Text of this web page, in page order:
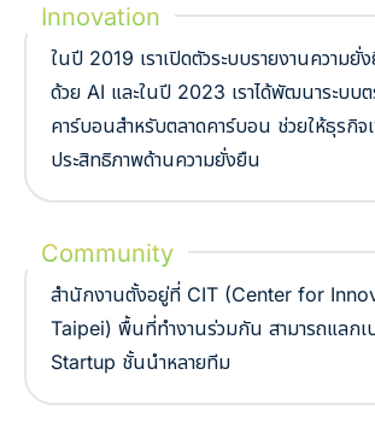
Innovation
ในปี 2019 เราเปิดตัวระบบรายงานความ
ด้วย AI และในปี 2023 เราได้พัฒนาระบบ
คาร์บอนสำหรับตลาดคาร์บอน ช่วยให้ธุรกิจ
ประสิทธิภาพด้านความยั่งยืน
Community
สำนักงานตั้งอยู่ที่ CIT (Center for
Taipei) พื้นที่ทำงานร่วมกัน สามารถแลก
Startup ชั้นนำหลายทีม